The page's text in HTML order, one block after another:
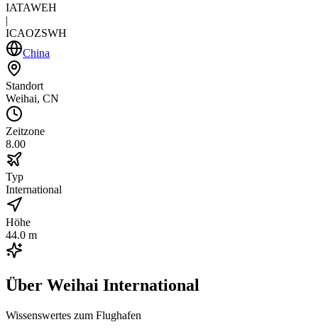
IATAWEH
|
ICAOZSWH
China
Standort
Weihai, CN
Zeitzone
8.00
Typ
International
Höhe
44.0 m
Über Weihai International
Wissenswertes zum Flughafen